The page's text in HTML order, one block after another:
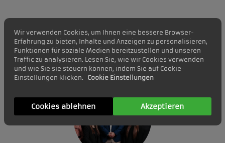
n
T
i
m
e
i
n
d
1
0
0
.
0
0
%
a
k
a
t
e
c
n
Wir verwenden Cookies, um Ihnen eine bessere Browser-
Erfahrung zu bieten, Inhalte und Anzeigen zu personalisieren,
Funktionen für soziale Medien bereitzustellen und unseren
Traffic zu analysieren. Lesen Sie, wie wir Cookies verwenden
und wie Sie sie steuern können, indem Sie auf Cookie-
Einstellungen klicken.
Cookie Einstellungen
Cookies ablehnen Akzeptieren